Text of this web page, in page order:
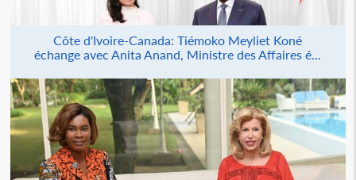
Côte d'Ivoire-Canada: Tiémoko Meyliet Koné
échange avec Anita Anand, Ministre des Affaires é...